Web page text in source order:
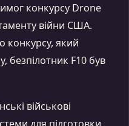
конкурсу Drone
війни США.
конкурсу, який
безпілотник F10 був
військові